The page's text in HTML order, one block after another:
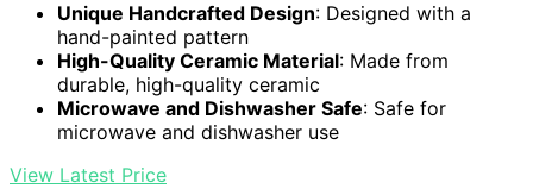
Unique Handcrafted Design: Designed with a
hand-painted pattern
High-Quality Ceramic Material: Made from
durable, high-quality ceramic
Microwave and Dishwasher Safe: Safe for
microwave and dishwasher use
View Latest Price